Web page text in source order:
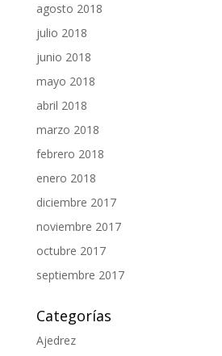
agosto 2018
julio 2018
junio 2018
mayo 2018
abril 2018
marzo 2018
febrero 2018
enero 2018
diciembre 2017
noviembre 2017
octubre 2017
septiembre 2017
Categorías
Ajedrez